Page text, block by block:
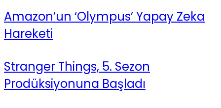
Amazon’un ‘Olympus’ Yapay Zeka
Hareketi
Stranger Things, 5. Sezon
Prodüksiyonuna Başladı